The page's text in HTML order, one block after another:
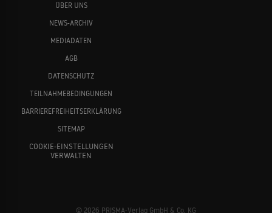
ÜBER UNS
NEWS-ARCHIV
MEDIADATEN
AGB
DATENSCHUTZ
TEILNAHMEBEDINGUNGEN
BARRIEREFREIHEITSERKLÄRUNG
SITEMAP
COOKIE-EINSTELLUNGEN
VERWALTEN
© 2026 PRISMA-Verlag GmbH & Co. KG